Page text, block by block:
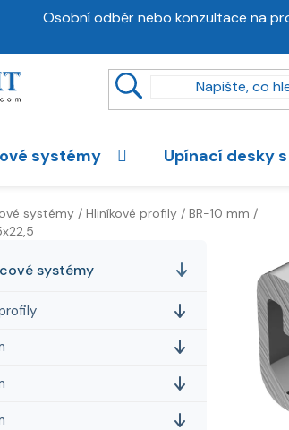
Osobní odběr nebo konzultace na
systémy Upínací desky
systémy / Hliníkové profily / BR-10 mm /
systémy